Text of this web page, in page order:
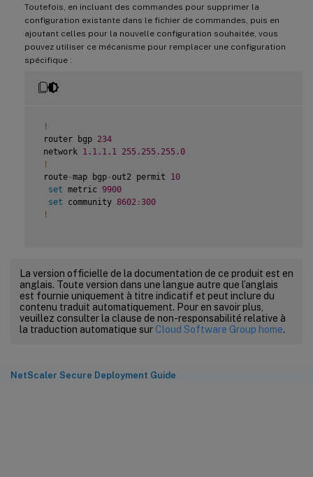
Toutefois, en incluant des commandes pour supprimer la
configuration existante dans le fichier de commandes, puis en
ajoutant celles pour la nouvelle configuration souhaitée, vous
pouvez utiliser ce mécanisme pour remplacer une configuration
spécifique :
!
router bgp 234
network 1.1 .1 .1 255.255 .255 .0
!
route-map bgp- out2 permit 10
set metric 9900
set community 8602 : 300
!
La version officielle de la documentation de ce produit est en
anglais. Toute version dans une langue autre que l’anglais
est fournie uniquement à titre indicatif et peut inclure du
contenu traduit automatiquement. Pour en savoir plus,
veuillez consulter la clause de non-responsabilité relative à
la traduction automatique sur Cloud Software Group home.
NetScaler Secure Deployment Guide